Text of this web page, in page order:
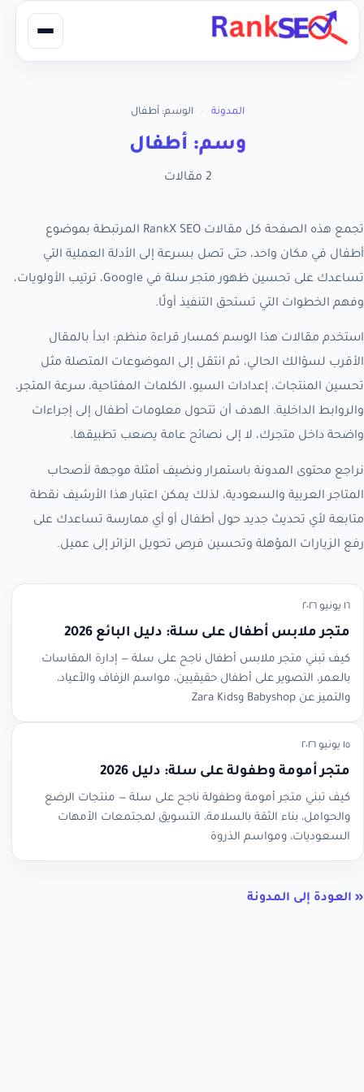
المدونة الوسم: أطفال
وسم: أطفال
2 مقالات
تجمع هذه الصفحة كل مقالات RankX SEO المرتبطة بموضوع
أطفال في مكان واحد، حتى تصل بسرعة إلى الأدلة العملية التي
تساعدك على تحسين ظهور متجر سلة في Google، ترتيب الأولويات،
وفهم الخطوات التي تستحق التنفيذ أولًا.
استخدم مقالات هذا الوسم كمسار قراءة منظم: ابدأ بالمقال
الأقرب لسؤالك الحالي، ثم انتقل إلى الموضوعات المتصلة مثل
تحسين المنتجات، إعدادات السيو، الكلمات المفتاحية، سرعة المتجر،
والروابط الداخلية. الهدف أن تتحول معلومات أطفال إلى إجراءات
واضحة داخل متجرك، لا إلى نصائح عامة يصعب تطبيقها.
نراجع محتوى المدونة باستمرار ونضيف أمثلة موجهة لأصحاب
المتاجر العربية والسعودية، لذلك يمكن اعتبار هذا الأرشيف نقطة
متابعة لأي تحديث جديد حول أطفال أو أي ممارسة تساعدك على
رفع الزيارات المؤهلة وتحسين فرص تحويل الزائر إلى عميل.
١٦ يونيو ٢٠٢٦
متجر ملابس أطفال على سلة: دليل البائع 2026
كيف تبني متجر ملابس أطفال ناجح على سلة — إدارة المقاسات
بالعمر، التصوير على أطفال حقيقيين، مواسم الزفاف والأعياد،
والتميز عن Babyshop وZara Kids
١٥ يونيو ٢٠٢٦
متجر أمومة وطفولة على سلة: دليل 2026
كيف تبني متجر أمومة وطفولة ناجح على سلة — منتجات الرضع
والحوامل، بناء الثقة بالسلامة، التسويق لمجتمعات الأمهات
السعوديات، ومواسم الذروة
« العودة إلى المدونة